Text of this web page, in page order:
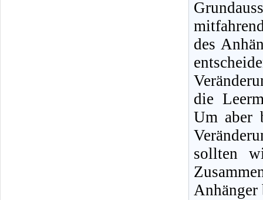
des
die
Um aber
sollten
Anhänger